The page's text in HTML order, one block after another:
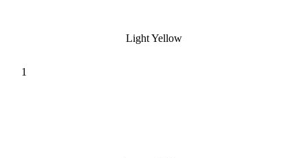
Light Yellow